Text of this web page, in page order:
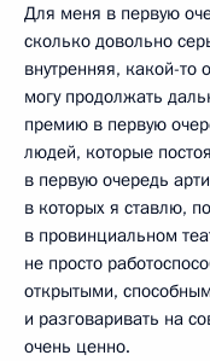
Для меня в первую
сколько довольно
внутренняя, какой-то
могу продолжать
премию в первую
людей, которые
в первую очередь
в которых я ставлю,
в провинциальном
не просто
открытыми,
и разговаривать на
очень ценно.